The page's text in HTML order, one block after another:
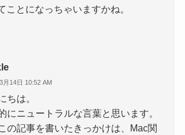
ことになっちゃいますかね。
月14日 10:52 AM
ちは。
にニュートラルな言葉と思います。
の記事を書いたきっかけは、Mac関